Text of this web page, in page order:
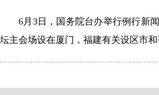
6月3日，国务院台办举行例行新
坛主会场设在厦门，福建有关设区市